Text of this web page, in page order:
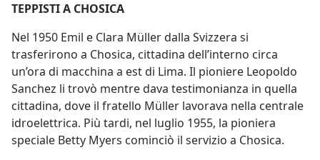
TEPPISTI A CHOSICA
Nel 1950 Emil e Clara Müller dalla Svizzera si
trasferirono a Chosica, cittadina dell’interno circa
un’ora di macchina a est di Lima. Il pioniere Leopoldo
Sanchez li trovò mentre dava testimonianza in quella
cittadina, dove il fratello Müller lavorava nella centrale
idroelettrica. Più tardi, nel luglio 1955, la pioniera
speciale Betty Myers cominciò il servizio a Chosica.